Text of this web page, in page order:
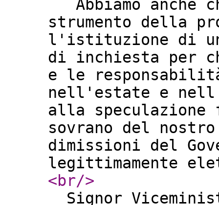
Abbiamo anche
strumento della
l'istituzione di una
di inchiesta per
e le
nell'estate e
alla
sovrano del
dimissioni del
legittimamente
<br/>
Signor